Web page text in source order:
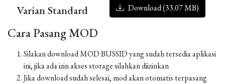
Varian Standard Download (33.07 MB)
Cara Pasang MOD
Silakan download MOD BUSSID yang sudah tersedia aplikasi
ini, jika ada izin akses storage silahkan diizinkan
Jika download sudah selesai, mod akan otomatis terpasang